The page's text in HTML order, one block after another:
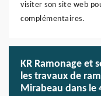
visiter son site web
complémentaires.
KR Ramonage et
les travaux de
Mirabeau dans le